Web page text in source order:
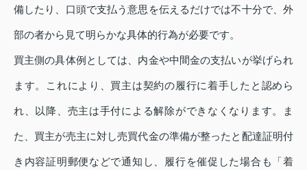
備したり、口頭で支払う意思を伝えるだけでは不十分で、外
部の者から見て明らかな具体的行為が必要です。
買主側の具体例としては、内金や中間金の支払いが挙げられ
ます。これにより、買主は契約の履行に着手したと認めら
れ、以降、売主は手付による解除ができなくなります。ま
た、買主が売主に対し売買代金の準備が整ったと配達証明付
き内容証明郵便などで通知し、履行を催促した場合も「着